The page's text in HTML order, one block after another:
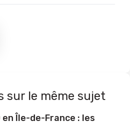
sur le même sujet
en Île-de-France : les